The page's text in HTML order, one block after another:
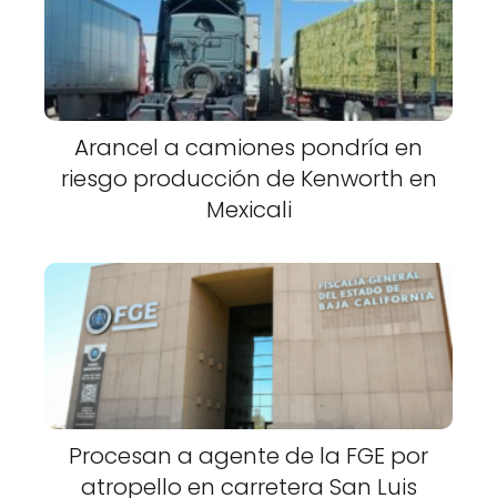
Arancel a camiones pondría en
riesgo producción de Kenworth en
Mexicali
Procesan a agente de la FGE por
atropello en carretera San Luis